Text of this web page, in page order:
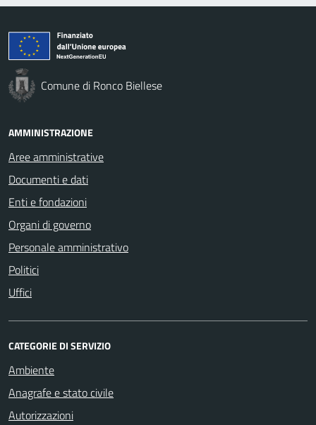
Comune di Ronco Biellese
AMMINISTRAZIONE
Aree amministrative
Documenti e dati
Enti e fondazioni
Organi di governo
Personale amministrativo
Politici
Uffici
CATEGORIE DI SERVIZIO
Ambiente
Anagrafe e stato civile
Autorizzazioni